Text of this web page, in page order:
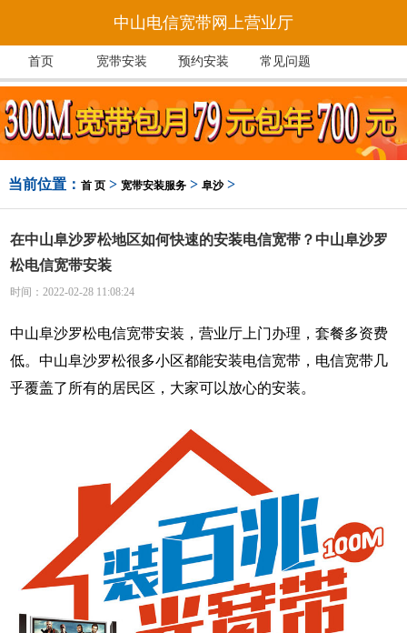
中山电信宽带网上营业厅
首页 宽带安装 预约安装 常见问题
当前位置： 首 页> 宽带安装服务> 阜沙>
在中山阜沙罗松地区如何快速的安装电信宽带？中山阜沙罗
松电信宽带安装
时间：2022-02-28 11:08:24
中山阜沙罗松电信宽带安装，营业厅上门办理，套餐多资费
低。中山阜沙罗松很多小区都能安装电信宽带，电信宽带几
乎覆盖了所有的居民区，大家可以放心的安装。